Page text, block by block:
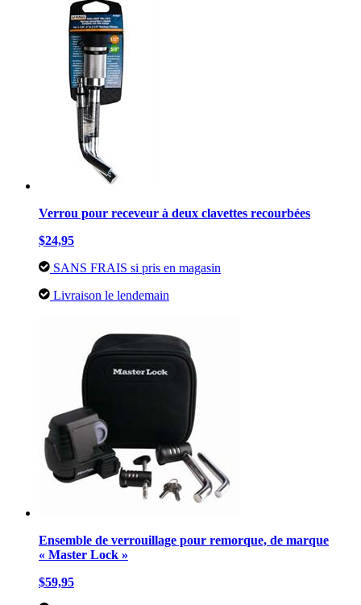
Verrou pour receveur à deux clavettes recourbées
$24,95
SANS FRAIS si pris en magasin
Livraison le lendemain
Ensemble de verrouillage pour remorque, de marque
« Master Lock »
$59,95